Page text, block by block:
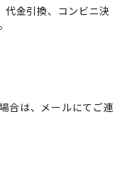
代金引換、コンビニ決
合は、メールにてご連